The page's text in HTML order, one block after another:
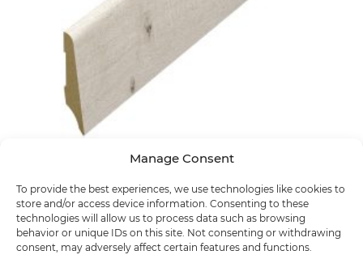
Manage Consent
To provide the best experiences, we use technologies like cookies to
store and/or access device information. Consenting to these
technologies will allow us to process data such as browsing
behavior or unique IDs on this site. Not consenting or withdrawing
consent, may adversely affect certain features and functions.
CASAline L3902 75x15x2400